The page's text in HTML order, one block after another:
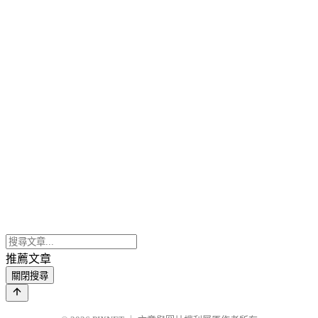
推薦文章
關閉搜尋